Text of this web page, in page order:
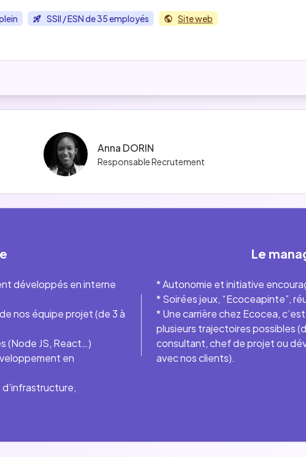
SSII / ESN de 35 employés
Site web
Anna DORIN
Responsable Recrutement
développés en interne
nos équipe projet (de 3 à
(Node JS, React…)
en
d’infrastructure,
Le
* Autonomie et initiative
* Soirées jeux, “Ecoceapinte”,
* Une carrière chez Ecocea,
plusieurs trajectoires possibles
consultant, chef de projet ou